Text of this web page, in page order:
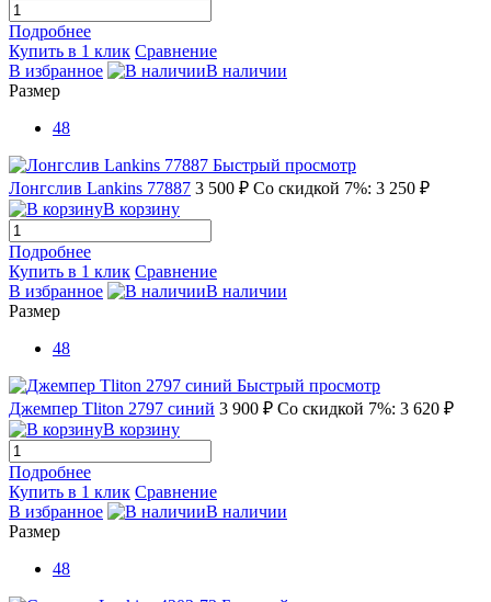
Подробнее
Купить в 1 клик Сравнение
В избранное
В наличии
Размер
48
Быстрый просмотр
Лонгслив Lankins 77887 3 500 ₽ Со скидкой 7%: 3 250 ₽
В корзину
Подробнее
Купить в 1 клик Сравнение
В избранное
В наличии
Размер
48
Быстрый просмотр
Джемпер Tliton 2797 синий 3 900 ₽ Со скидкой 7%: 3 620 ₽
В корзину
Подробнее
Купить в 1 клик Сравнение
В избранное
В наличии
Размер
48